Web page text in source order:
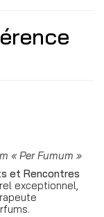
« Per Fumum »
et Rencontres
exceptionnel,